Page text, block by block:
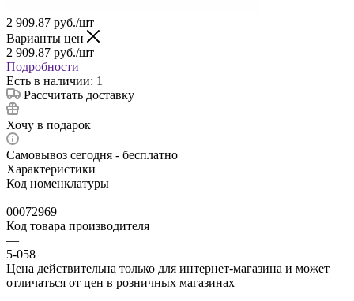
2 909.87 руб./шт
Варианты цен
2 909.87 руб./шт
Подробности
Есть в наличии: 1
Рассчитать доставку
Хочу в подарок
Самовывоз сегодня - бесплатно
Характеристики
Код номенклатуры
—
00072969
Код товара производителя
—
5-058
Цена действительна только для интернет-магазина и может
отличаться от цен в розничных магазинах